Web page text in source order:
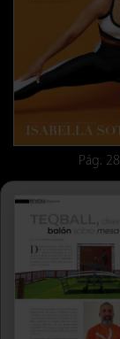
Pág. 28